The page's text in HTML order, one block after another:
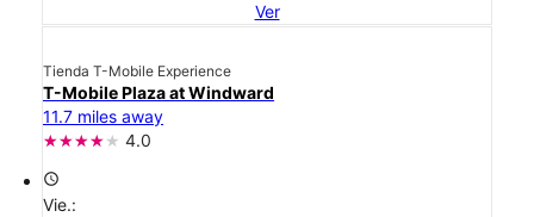
Ver
Tienda T-Mobile Experience
T-Mobile Plaza at Windward
11.7 miles away
4.0
access_time
Vie.: